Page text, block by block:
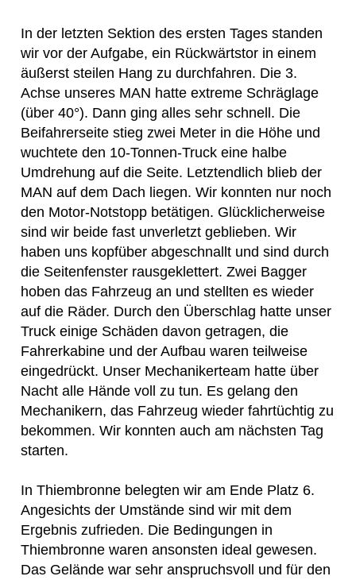
In der letzten Sektion des ersten Tages standen
wir vor der Aufgabe, ein Rückwärtstor in einem
äußerst steilen Hang zu durchfahren. Die 3.
Achse unseres MAN hatte extreme Schräglage
(über 40°). Dann ging alles sehr schnell. Die
Beifahrerseite stieg zwei Meter in die Höhe und
wuchtete den 10-Tonnen-Truck eine halbe
Umdrehung auf die Seite. Letztendlich blieb der
MAN auf dem Dach liegen. Wir konnten nur noch
den Motor-Notstopp betätigen. Glücklicherweise
sind wir beide fast unverletzt geblieben. Wir
haben uns kopfüber abgeschnallt und sind durch
die Seitenfenster rausgeklettert. Zwei Bagger
hoben das Fahrzeug an und stellten es wieder
auf die Räder. Durch den Überschlag hatte unser
Truck einige Schäden davon getragen, die
Fahrerkabine und der Aufbau waren teilweise
eingedrückt. Unser Mechanikerteam hatte über
Nacht alle Hände voll zu tun. Es gelang den
Mechanikern, das Fahrzeug wieder fahrtüchtig zu
bekommen. Wir konnten auch am nächsten Tag
starten.
In Thiembronne belegten wir am Ende Platz 6.
Angesichts der Umstände sind wir mit dem
Ergebnis zufrieden. Die Bedingungen in
Thiembronne waren ansonsten ideal gewesen.
Das Gelände war sehr anspruchsvoll und für den